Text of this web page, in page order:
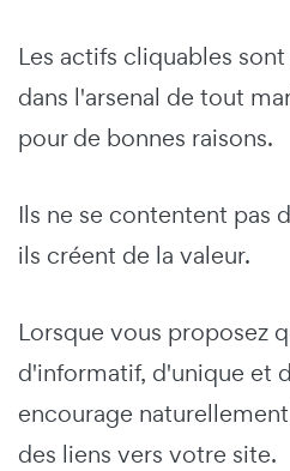
Les actifs cliquables
dans l'arsenal de tout
pour de bonnes raisons.
Ils ne se contentent pas
ils créent de la valeur.
Lorsque vous proposez
d'informatif, d'unique et
encourage
des liens vers votre site.